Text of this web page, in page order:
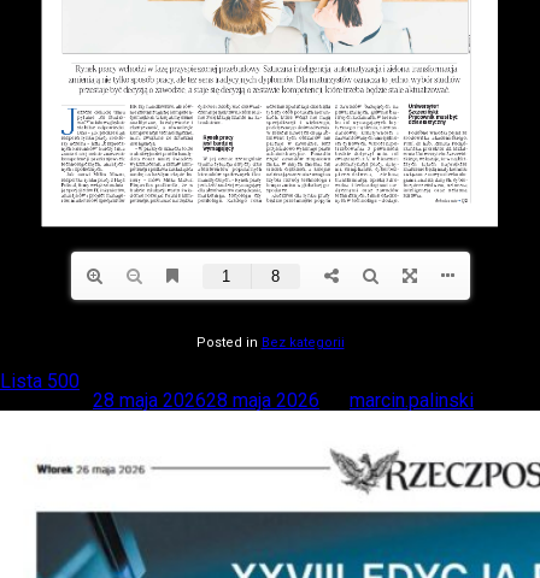
Posted in Bez kategorii
Lista 500
28 maja 202628 maja 2026 marcin.palinski